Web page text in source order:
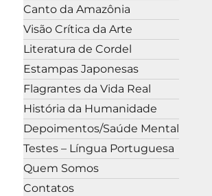
Canto da Amazônia
Visão Crítica da Arte
Literatura de Cordel
Estampas Japonesas
Flagrantes da Vida Real
História da Humanidade
Depoimentos/Saúde Mental
Testes – Língua Portuguesa
Quem Somos
Contatos